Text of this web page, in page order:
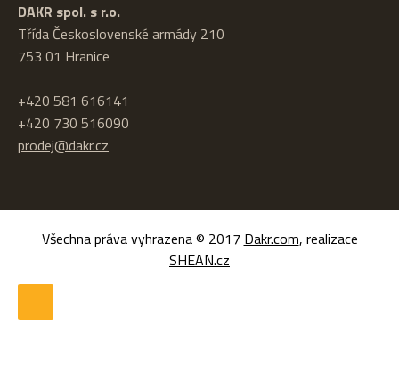
DAKR spol. s r.o.
Třída Československé armády 210
753 01 Hranice
+420 581 616141
+420 730 516090
prodej@dakr.cz
Všechna práva vyhrazena © 2017 Dakr.com, realizace
SHEAN.cz